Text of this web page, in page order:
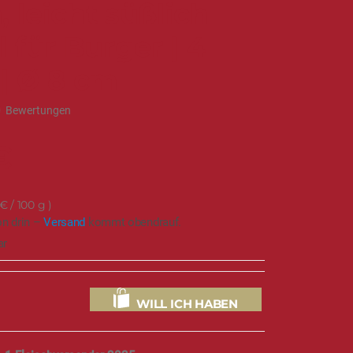
Bewertungen
/ 100 g
drin –Versand kommt obendrauf.
WILL ICH HABEN